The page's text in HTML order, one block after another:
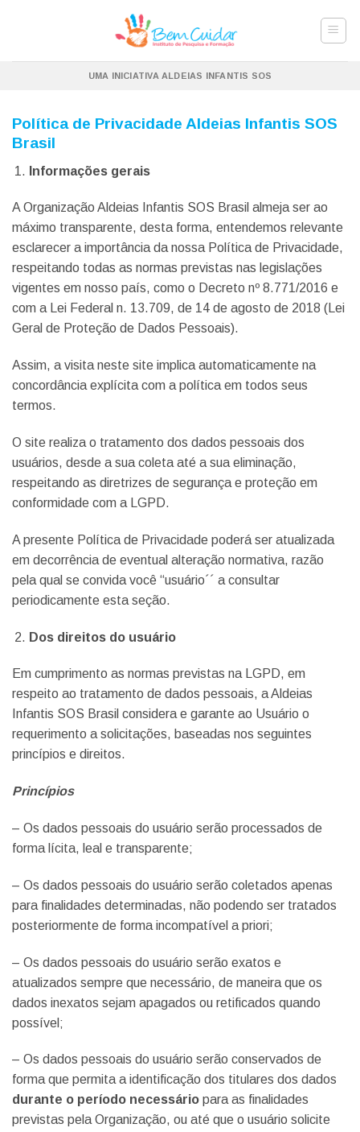
UMA INICIATIVA ALDEIAS INFANTIS SOS
Política de Privacidade Aldeias Infantis SOS
Brasil
Informações gerais
A Organização Aldeias Infantis SOS Brasil almeja ser ao
máximo transparente, desta forma, entendemos relevante
esclarecer a importância da nossa Política de Privacidade,
respeitando todas as normas previstas nas legislações
vigentes em nosso país, como o Decreto nº 8.771/2016 e
com a Lei Federal n. 13.709, de 14 de agosto de 2018 (Lei
Geral de Proteção de Dados Pessoais).
Assim, a visita neste site implica automaticamente na
concordância explícita com a política em todos seus
termos.
O site realiza o tratamento dos dados pessoais dos
usuários, desde a sua coleta até a sua eliminação,
respeitando as diretrizes de segurança e proteção em
conformidade com a LGPD.
A presente Política de Privacidade poderá ser atualizada
em decorrência de eventual alteração normativa, razão
pela qual se convida você “usuário´´ a consultar
periodicamente esta seção.
Dos direitos do usuário
Em cumprimento as normas previstas na LGPD, em
respeito ao tratamento de dados pessoais, a Aldeias
Infantis SOS Brasil considera e garante ao Usuário o
requerimento a solicitações, baseadas nos seguintes
princípios e direitos.
Princípios
– Os dados pessoais do usuário serão processados de
forma lícita, leal e transparente;
– Os dados pessoais do usuário serão coletados apenas
para finalidades determinadas, não podendo ser tratados
posteriormente de forma incompatível a priori;
– Os dados pessoais do usuário serão exatos e
atualizados sempre que necessário, de maneira que os
dados inexatos sejam apagados ou retificados quando
possível;
– Os dados pessoais do usuário serão conservados de
forma que permita a identificação dos titulares dos dados
durante o período necessário para as finalidades
previstas pela Organização, ou até que o usuário solicite